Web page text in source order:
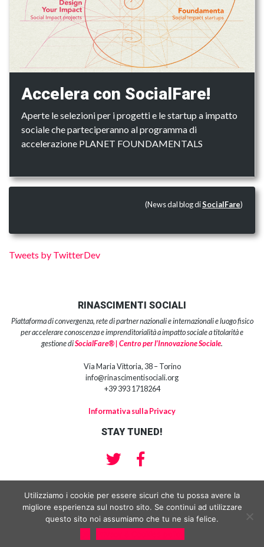
Accelera con SocialFare!
Aperte le selezioni per i progetti e le startup a impatto
sociale che parteciperanno al programma di
accelerazione PLANET FOUNDAMENTALS
(News dal blog diSocialFare)
Tweets by TwitterDev
RINASCIMENTI SOCIALI
Piattaforma di convergenza, rete di partner nazionali e internazionali e luogo fisico
per accelerare conoscenza e imprenditorialità a impatto sociale a titolarità e
gestione diSocialFare® | Centro per l’Innovazione Sociale.
Via Maria Vittoria, 38 – Torino
info@rinascimentisociali.org
+39 393 1718264
Informativa sulla Privacy
STAY TUNED!
Copyright 2018 | SocialFare® srl impresa sociale | Centro per l’Innovazione
Sociale® Partita Iva e Codice Fiscale: 10959210013 | Sede Legale : Via
Manzoni 15, 10122 Torino
Utilizziamo i cookie per essere sicuri che tu possa avere la
migliore esperienza sul nostro sito. Se continui ad utilizzare
questo sito noi assumiamo che tu ne sia felice.